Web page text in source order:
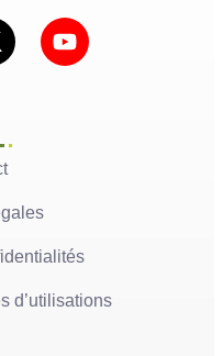
d’utilisations